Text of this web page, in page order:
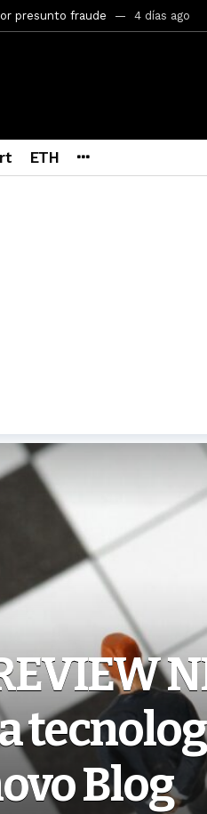
Business Advisory Committee
next week
histórica ley
fraude e insider trading
ETH
Blog